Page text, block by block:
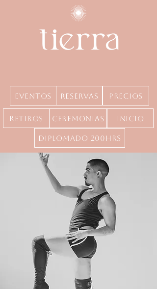
Reservas
Eventos precios
Ceremonias
Retiros inicio
Diplomado 200hrs